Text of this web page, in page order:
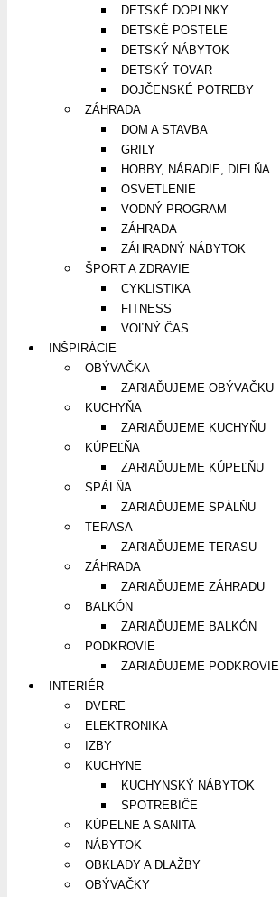
DETSKÉ DOPLNKY
DETSKÉ POSTELE
DETSKÝ NÁBYTOK
DETSKÝ TOVAR
DOJČENSKÉ POTREBY
ZÁHRADA
DOM A STAVBA
GRILY
HOBBY, NÁRADIE, DIELŇA
OSVETLENIE
VODNÝ PROGRAM
ZÁHRADA
ZÁHRADNÝ NÁBYTOK
ŠPORT A ZDRAVIE
CYKLISTIKA
FITNESS
VOĽNÝ ČAS
INŠPIRÁCIE
OBÝVAČKA
ZARIAĎUJEME OBÝVAČKU
KUCHYŇA
ZARIAĎUJEME KUCHYŇU
KÚPEĽŇA
ZARIAĎUJEME KÚPEĽŇU
SPÁLŇA
ZARIAĎUJEME SPÁLŇU
TERASA
ZARIAĎUJEME TERASU
ZÁHRADA
ZARIAĎUJEME ZÁHRADU
BALKÓN
ZARIAĎUJEME BALKÓN
PODKROVIE
ZARIAĎUJEME PODKROVIE
INTERIÉR
DVERE
ELEKTRONIKA
IZBY
KUCHYNE
KUCHYNSKÝ NÁBYTOK
SPOTREBIČE
KÚPELNE A SANITA
NÁBYTOK
OBKLADY A DLAŽBY
OBÝVAČKY